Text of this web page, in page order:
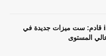
iPhone Ultra قادم: ست ميزات جديدة في